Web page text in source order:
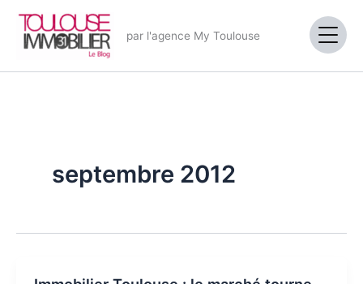
contenu
par l'agence My Toulouse
septembre 2012